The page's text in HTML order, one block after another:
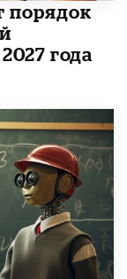
порядок
года